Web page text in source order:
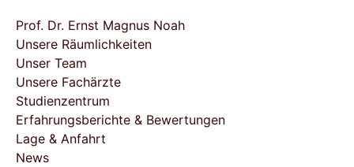
Prof. Dr. Ernst Magnus Noah
Unsere Räumlichkeiten
Unser Team
Unsere Fachärzte
Studienzentrum
Erfahrungsberichte & Bewertungen
Lage & Anfahrt
News